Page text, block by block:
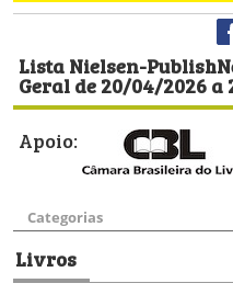
Lista Nielsen-
Geral de 20/04/2026 a
Apoio:
Categorias
Livros